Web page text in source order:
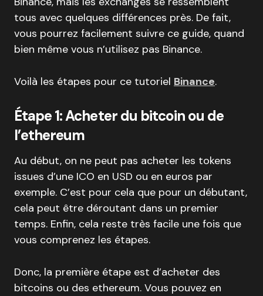
tous avec quelques différences près. De fait,
vous pourrez facilement suivre ce guide, quand
bien même vous n’utilisez pas Binance.
Voilà les étapes pour ce tutoriel Binance.
Étape 1: Acheter du bitcoin ou de
l’ethereum
Au début, on ne peut pas acheter les tokens
issues d’une ICO en USD ou en euros par
exemple. C’est pour cela que pour un débutant,
cela peut être déroutant dans un premier
temps. Enfin, cela reste très facile une fois que
vous comprenez les étapes.
Donc, la première étape est d’acheter des
bitcoins ou des ethereum. Vous pouvez en